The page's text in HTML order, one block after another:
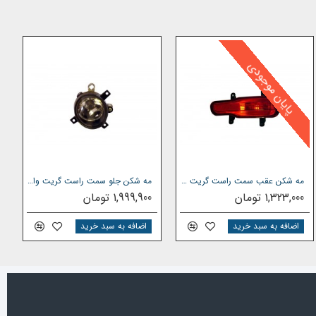
پایان موجودی
مه شکن عقب سمت راست گریت وال H6
1,323,000 تومان
اضافه به سبد خرید
مه شکن جلو سمت راست گریت وال M4
1,999,900 تومان
اضافه به سبد خرید